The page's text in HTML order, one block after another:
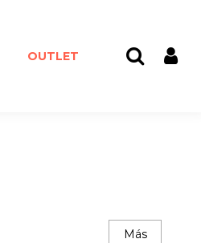
OUTLET
Más